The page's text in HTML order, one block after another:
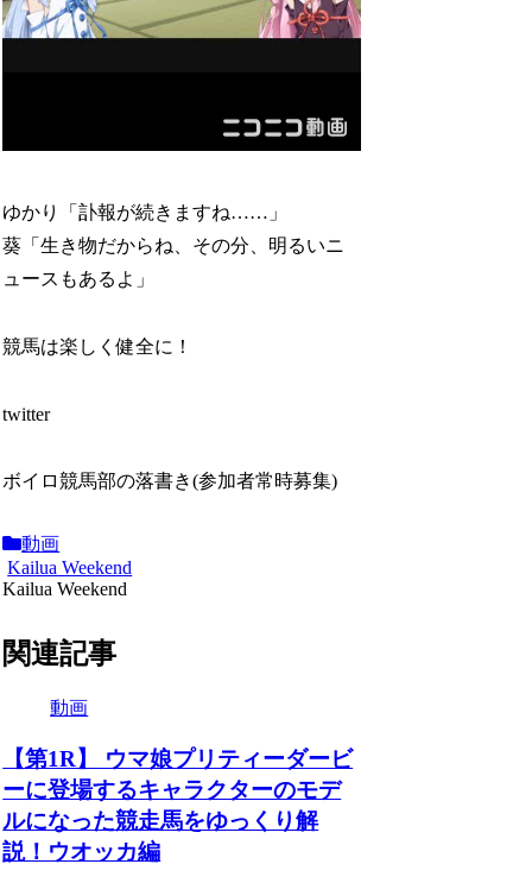
ゆかり「訃報が続きますね……」
葵「生き物だからね、その分、明るいニ
ュースもあるよ」
競馬は楽しく健全に！
twitter
ボイロ競馬部の落書き(参加者常時募集)
動画
Kailua Weekend
Kailua Weekend
関連記事
動画
【第1R】 ウマ娘プリティーダービ
ーに登場するキャラクターのモデ
ルになった競走馬をゆっくり解
説！ウオッカ編